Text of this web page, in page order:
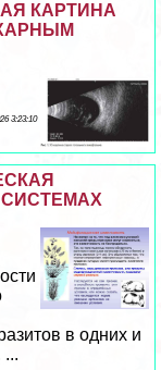
КАРТИНА
3:23:10
в одних и
...